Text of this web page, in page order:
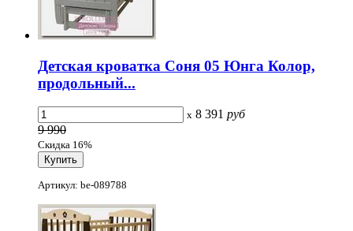
Детская кроватка Соня 05 Юнга Колор,
продольный...
x 8 391 руб
9 990
Скидка 16%
Артикул: be-089788